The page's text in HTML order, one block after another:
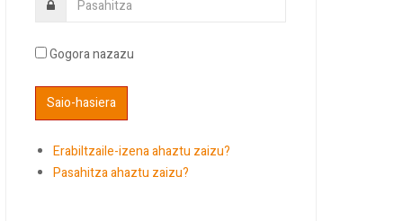
Gogora nazazu
Erabiltzaile-izena ahaztu zaizu?
Pasahitza ahaztu zaizu?